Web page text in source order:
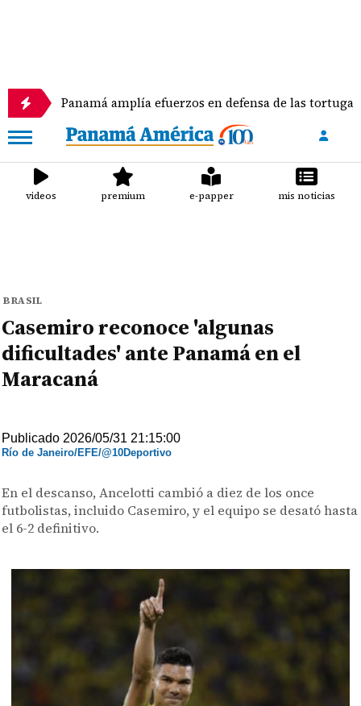
Panamá amplía efuerzos en defensa de las tortugas
videos premium e-papper mis noticias
BRASIL
Casemiro reconoce 'algunas
dificultades' ante Panamá en el
Maracaná
Publicado 2026/05/31 21:15:00
Río de Janeiro/EFE/@10Deportivo
En el descanso, Ancelotti cambió a diez de los once
futbolistas, incluido Casemiro, y el equipo se desató hasta
el 6-2 definitivo.